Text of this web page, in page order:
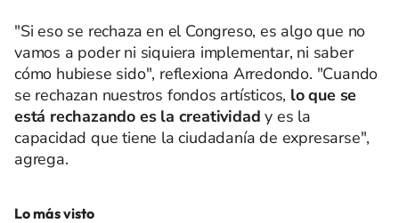
"Si eso se rechaza en el Congreso, es algo que no
vamos a poder ni siquiera implementar, ni saber
cómo hubiese sido", reflexiona Arredondo. "Cuando
se rechazan nuestros fondos artísticos, lo que se
está rechazando es la creatividady es la
capacidad que tiene la ciudadanía de expresarse",
agrega.
Lo más visto